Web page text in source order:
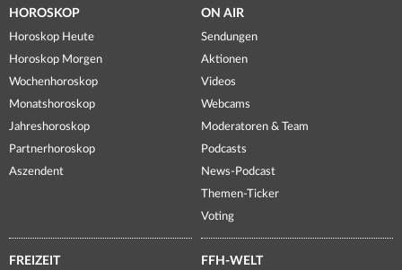
HOROSKOP
Horoskop Heute
Horoskop Morgen
Wochenhoroskop
Monatshoroskop
Jahreshoroskop
Partnerhoroskop
Aszendent
ON AIR
Sendungen
Aktionen
Videos
Webcams
Moderatoren & Team
Podcasts
News-Podcast
Themen-Ticker
Voting
FREIZEIT FFH-WELT